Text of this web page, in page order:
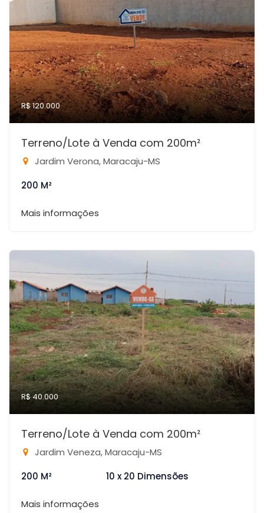
R$ 120.000
Terreno/Lote à Venda com 200m²
Jardim Verona, Maracaju-MS
200 M²
Mais informações
R$ 40.000
Terreno/Lote à Venda com 200m²
Jardim Veneza, Maracaju-MS
200 M²
10 x 20 Dimensões
Mais informações